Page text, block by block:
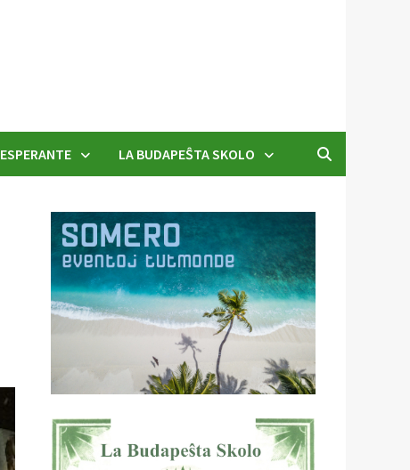
ESPERANTE LA BUDAPEŜTA SKOLO